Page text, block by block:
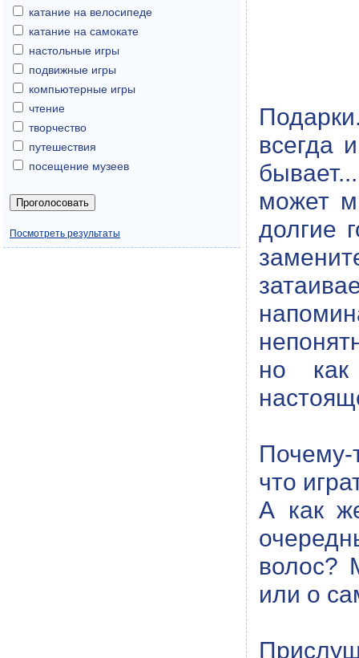
всегда
может
долгие
но как
Почему-
что
А как
волос?
или о
катание на велосипеде
катание на самокате
настольные игры
подвижные игры
компьютерные игры
чтение
творчество
путешествия
посещение музеев
Посмотреть результаты